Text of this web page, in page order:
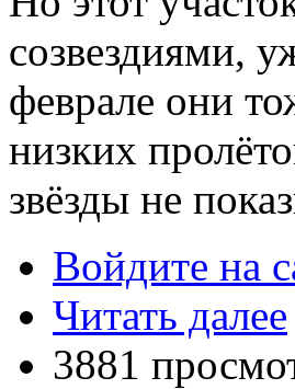
созвездиями,
феврале они
низких
звёзды не
Войдите на
Читать далее
3881